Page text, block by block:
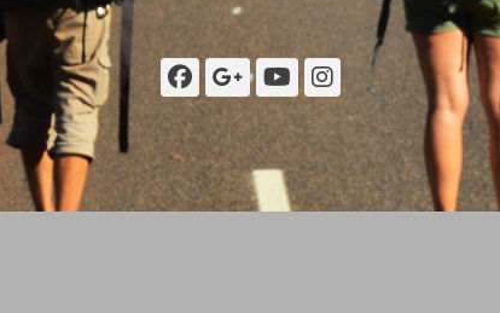
Facebook
Googleplus
YouTube
Instagram